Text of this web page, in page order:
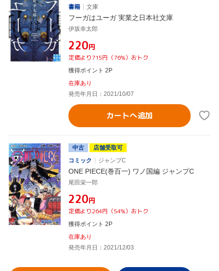
書籍
文庫
フーガはユーガ 実業之日本社文庫
伊坂幸太郎
¥220円
定価より715円（76%）おトク
獲得ポイント 2P
在庫あり
発売年月日：2021/10/07
カートへ追加
中古
店舗受取可
コミック
ジャンプC
ONE PIECE(巻百一) ワノ国編 ジャンプC
尾田栄一郎
¥220円
定価より264円（54%）おトク
獲得ポイント 2P
在庫あり
発売年月日：2021/12/03